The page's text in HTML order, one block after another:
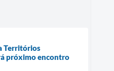
Territórios
próximo encontro